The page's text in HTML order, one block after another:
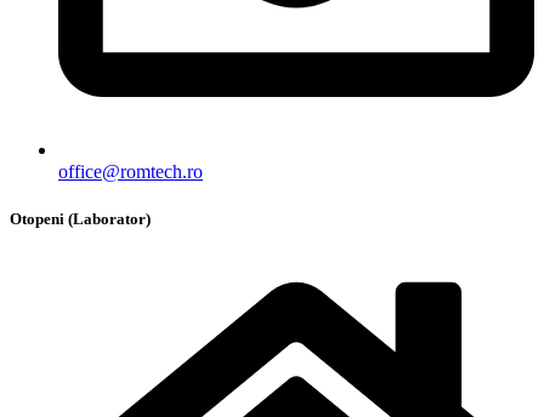
office@romtech.ro
Otopeni (Laborator)